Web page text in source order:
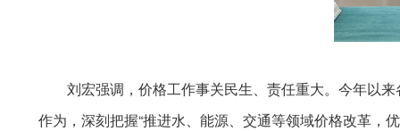
刘宏强调，价格工作事关民生、责任重大。今年以
作为，深刻把握“推进水、能源、交通等领域价格改革，